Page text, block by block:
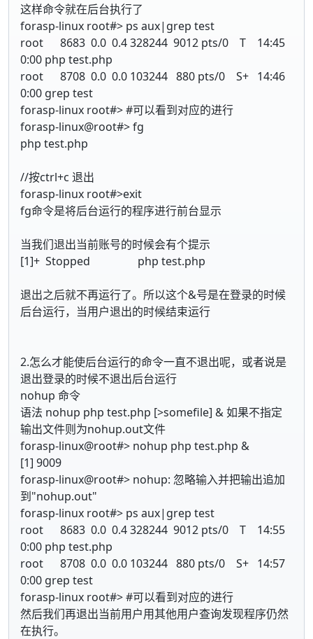
这样命令就在后台执行了
forasp-linux root#> ps aux|grep test
root 8683 0.0 0.4 328244 9012 pts/0 T 14:45
0:00 php test.php
root 8708 0.0 0.0 103244 880 pts/0 S+ 14:46
0:00 grep test
forasp-linux root#> #可以看到对应的进行
forasp-linux@root#> fg
php test.php
//按ctrl+c 退出
forasp-linux root#>exit
fg命令是将后台运行的程序进行前台显示
当我们退出当前账号的时候会有个提示
[1]+ Stopped php test.php
退出之后就不再运行了。所以这个&号是在登录的时候
后台运行，当用户退出的时候结束运行
2.怎么才能使后台运行的命令一直不退出呢，或者说是
退出登录的时候不退出后台运行
nohup 命令
语法 nohup php test.php [>somefile] & 如果不指定
输出文件则为nohup.out文件
forasp-linux@root#> nohup php test.php &
[1] 9009
forasp-linux@root#> nohup: 忽略输入并把输出追加
到"nohup.out"
forasp-linux root#> ps aux|grep test
root 8683 0.0 0.4 328244 9012 pts/0 T 14:55
0:00 php test.php
root 8708 0.0 0.0 103244 880 pts/0 S+ 14:57
0:00 grep test
forasp-linux root#> #可以看到对应的进行
然后我们再退出当前用户用其他用户查询发现程序仍然
在执行。